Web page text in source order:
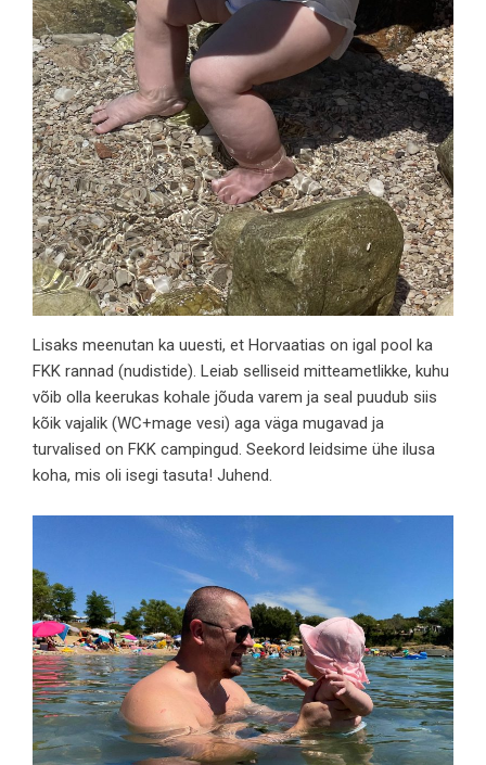
Lisaks meenutan ka uuesti, et Horvaatias on igal pool ka
FKK rannad (nudistide). Leiab selliseid mitteametlikke, kuhu
võib olla keerukas kohale jõuda varem ja seal puudub siis
kõik vajalik (WC+mage vesi) aga väga mugavad ja
turvalised on FKK campingud. Seekord leidsime ühe ilusa
koha, mis oli isegi tasuta! Juhend.